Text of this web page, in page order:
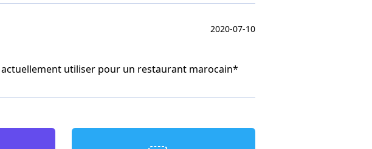
2020-07-10
utiliser pour un restaurant marocain*